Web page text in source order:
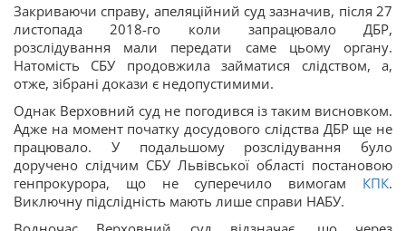
Закриваючи справу, апеляційний суд зазначив, після 27
листопада 2018-го коли запрацювало ДБР,
розслідування мали передати саме цьому органу.
Натомість СБУ продовжила займатися слідством, а,
отже, зібрані докази є недопустимими.
Однак Верховний суд не погодився із таким висновком.
Адже на момент початку досудового слідства ДБР ще не
працювало. У подальшому розслідування було
доручено слідчим СБУ Львівської області постановою
генпрокурора, що не суперечило вимогам КПК.
Виключну підслідність мають лише справи НАБУ.